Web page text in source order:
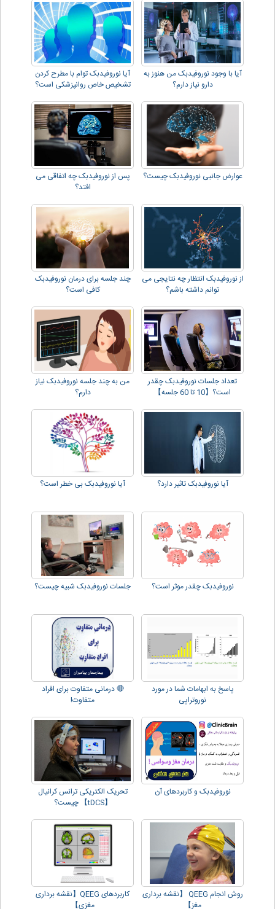
آیا با وجود نوروفیدبک من هنوز به
دارو نیاز دارم؟
آیا نوروفیدبک توام با مطرح کردن
تشخیص خاص روانپزشکی است؟
عوارض جانبی نوروفیدبک چیست؟
پس از نوروفیدبک چه اتفاقی می
افتد؟
از نوروفیدبک انتظار چه نتایجی می
توانم داشته باشم؟
چند جلسه برای درمان نوروفیدبک
کافی است؟
تعداد جلسات نوروفیدبک چقدر
است؟【10 تا 60 جلسه】
من به چند جلسه نوروفیدبک نیاز
دارم؟
آیا نوروفیدبک تاثیر دارد؟ آیا نوروفیدبک بی خطر است؟
نوروفیدبک چقدر موثر است؟ جلسات نوروفیدبک شبیه چیست؟
پاسخ به ابهامات شما در مورد
نوروتراپی
🔴 درمانی متفاوت برای افراد
متفاوت!
نوروفیدبک و کاربردهای آن
تحریک الکتریکی ترانس کرانیال
【tDCS】 چیست؟
روش انجام QEEG 【نقشه برداری
مغز】
کاربردهای QEEG【نقشه برداری
مغزی】